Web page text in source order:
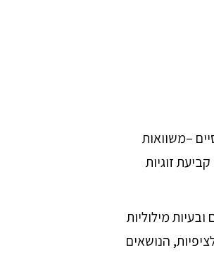
–משוואות
זוגיות
מילוליות
הנושאים